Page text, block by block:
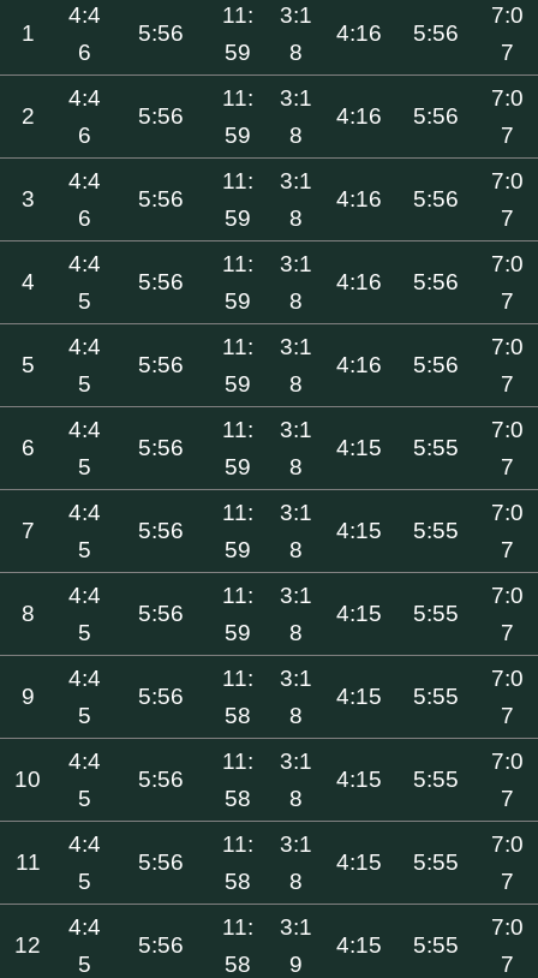
1
4:4
6
5:56
11:
59
3:1
8
4:16 5:56
7:0
7
2
4:4
6
5:56
11:
59
3:1
8
4:16 5:56
7:0
7
3
4:4
6
5:56
11:
59
3:1
8
4:16 5:56
7:0
7
4
4:4
5
5:56
11:
59
3:1
8
4:16 5:56
7:0
7
5
4:4
5
5:56
11:
59
3:1
8
4:16 5:56
7:0
7
6
4:4
5
5:56
11:
59
3:1
8
4:15 5:55
7:0
7
7
4:4
5
5:56
11:
59
3:1
8
4:15 5:55
7:0
7
8
4:4
5
5:56
11:
59
3:1
8
4:15 5:55
7:0
7
9
4:4
5
5:56
11:
58
3:1
8
4:15 5:55
7:0
7
10
4:4
5
5:56
11:
58
3:1
8
4:15 5:55
7:0
7
11
4:4
5
5:56
11:
58
3:1
8
4:15 5:55
7:0
7
12
4:4
5
5:56
11:
58
3:1
9
4:15 5:55
7:0
7